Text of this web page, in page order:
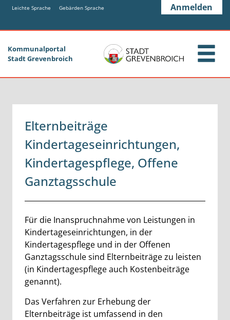
Zum Hauptinhalt springen
Zum Header
Zum Hauptinhalt
Zum Footer
Leichte Sprache Gebärden Sprache Anmelden
Kommunalportal
Stadt Grevenbroich
Elternbeiträge
Kindertageseinrichtungen,
Kindertagespflege, Offene
Ganztagsschule
Beschreibung
Für die Inanspruchnahme von Leistungen in
Kindertageseinrichtungen, in der
Kindertagespflege und in der Offenen
Ganztagsschule sind Elternbeiträge zu leisten
(in Kindertagespflege auch Kostenbeiträge
genannt).
Das Verfahren zur Erhebung der
Elternbeiträge ist umfassend in den